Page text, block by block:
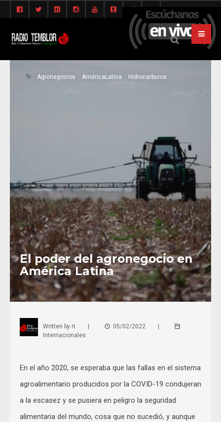
Agronegocios AméricaLatina Hidrocarburos
El poder del agronegocio en
América Latina
Written by rt | 05/02/2022
|
Internacionales
En el año 2020, se esperaba que las fallas en el sistema
agroalimentario producidos por la COVID-19 condujeran
a la escasez y se pusiera en peligro la seguridad
alimentaria del mundo, cosa que no sucedió, y aunque